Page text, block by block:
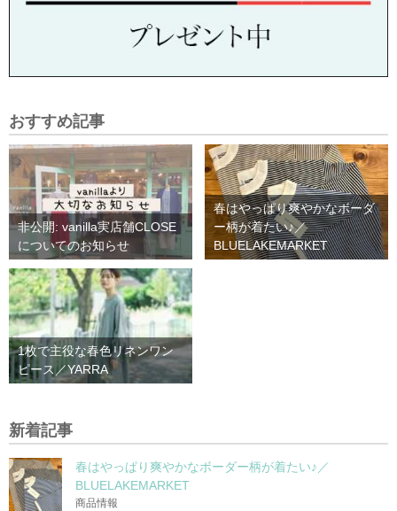
おすすめ記事
非公開: vanilla実店舗CLOSE
についてのお知らせ
春はやっぱり爽やかなボーダ
ー柄が着たい♪／
BLUELAKEMARKET
1枚で主役な春色リネンワン
ピース／YARRA
新着記事
春はやっぱり爽やかなボーダー柄が着たい♪／
BLUELAKEMARKET
商品情報